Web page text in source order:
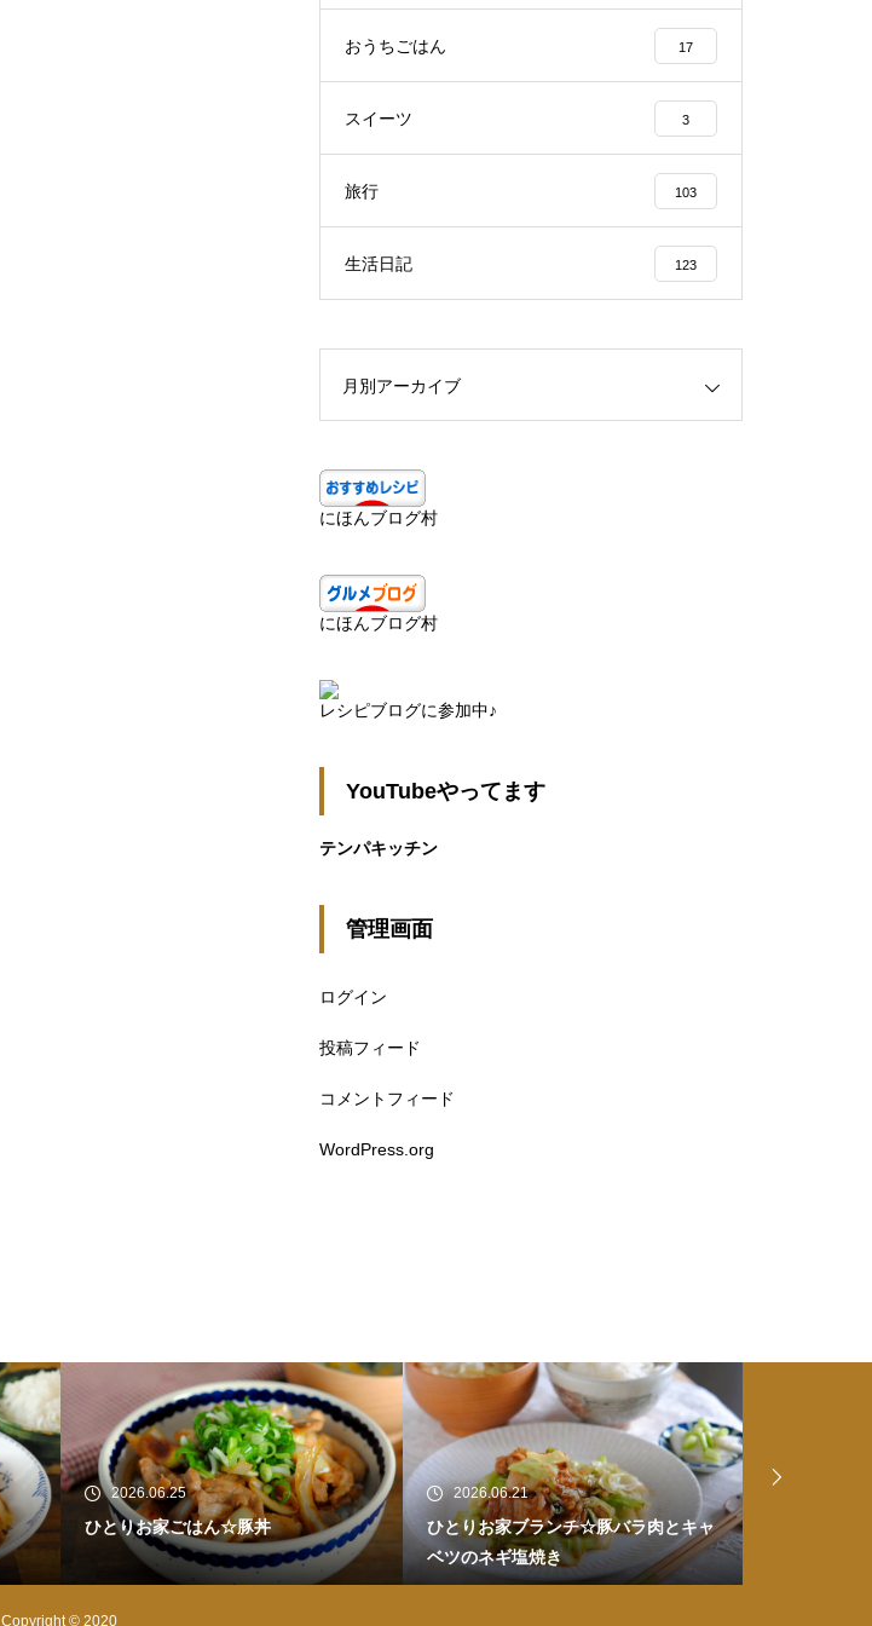
おうちごはん 17
スイーツ 3
旅行 103
生活日記 123
月別アーカイブ
にほんブログ村
にほんブログ村
レシピブログに参加中♪
YouTubeやってます
テンパキッチン
管理画面
ログイン
投稿フィード
コメントフィード
WordPress.org
2026.06.21
ひとりお家ブランチ☆豚バラ肉とキャ
ベツのネギ塩焼き
2026.06.20
ひとりお家ごはん☆皮付き煮豚のせ醤
油ラーメン
Copyright © 2020